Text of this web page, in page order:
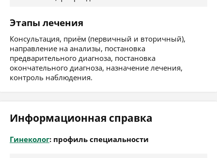
Этапы лечения
Консультация, приём (первичный и вторичный),
направление на анализы, постановка
предварительного диагноза, постановка
окончательного диагноза, назначение лечения,
контроль наблюдения.
Информационная справка
Гинеколог: профиль специальности